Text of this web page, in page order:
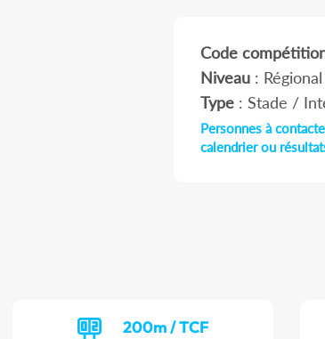
Code
Niveau: Régional
Type: Stade /
Personnes à
calendrier ou
200m / TCF